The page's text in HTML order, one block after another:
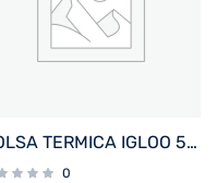
BOLSA TERMICA IGLOO 5 LATAS VERTICAL LUNCH ROSA 64303
0